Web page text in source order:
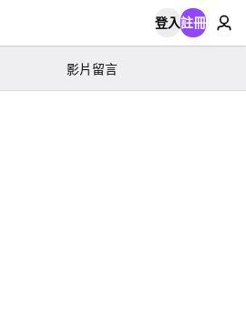
登入註冊
影片留言